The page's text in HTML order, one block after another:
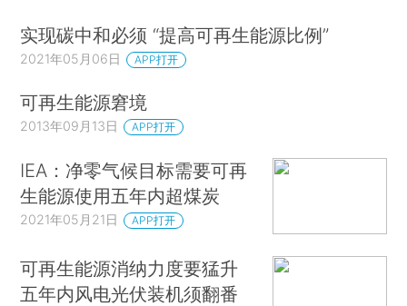
实现碳中和必须 “提高可再生能源比例”
2021年05月06日 APP打开
可再生能源窘境
2013年09月13日 APP打开
IEA：净零气候目标需要可再
生能源使用五年内超煤炭
2021年05月21日 APP打开
可再生能源消纳力度要猛升
五年内风电光伏装机须翻番